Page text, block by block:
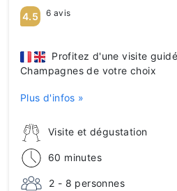
Visite et dégustation
60 minutes
2 - 8 personnes
Profitez d'une visite
Champagnes de votre choix
Plus d'infos »
4.5 6 avis